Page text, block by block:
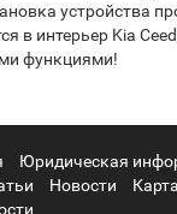
устройства
в интерьер Kia
функциями!
Юридическая
Новости